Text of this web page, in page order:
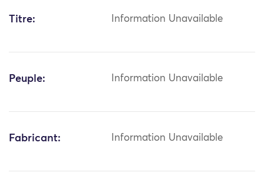
Titre: Information Unavailable
Peuple: Information Unavailable
Fabricant: Information Unavailable